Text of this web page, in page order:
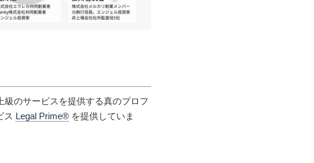
のサービスを提供する真のプロフ
ス Legal Prime® を提供していま